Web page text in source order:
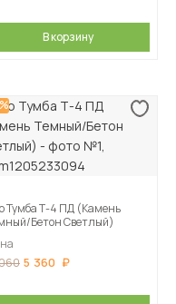
В корзину
Тумба Т-4 ПД (Камень
Бетон Светлый)
5 360